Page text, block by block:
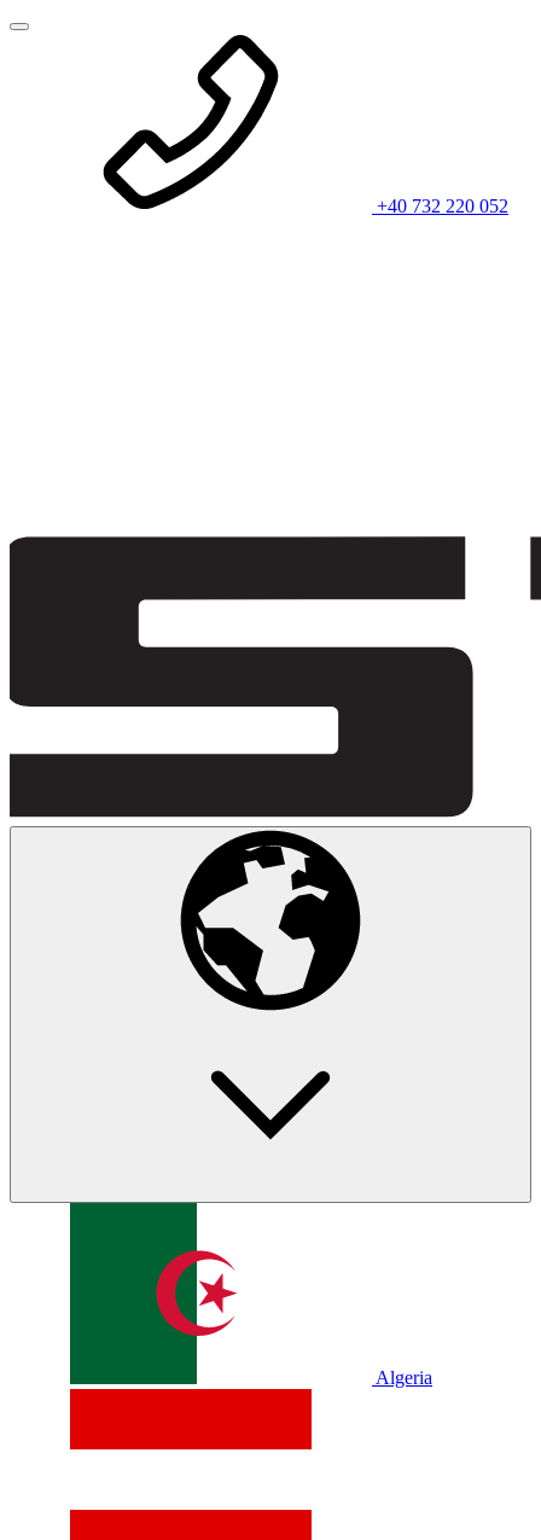
+40 732 220 052
Algeria